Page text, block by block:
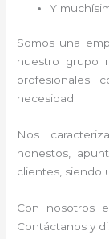
Y
Somos una
nuestro grupo
profesionales
necesidad.
Nos
honestos,
clientes, siendo
Con nosotros
Contáctanos y